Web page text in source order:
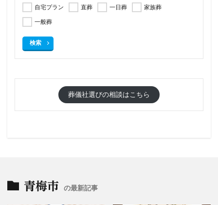
自宅プラン 直葬 一日葬
家族葬
一般葬
検索
葬儀社選びの相談はこちら
青梅市 の最新記事